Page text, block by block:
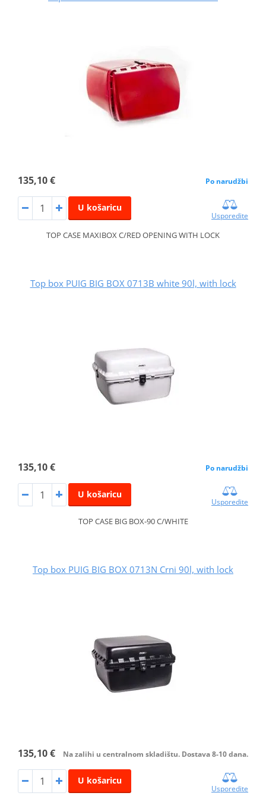
135,10 € Po narudžbi
U košaricu
Usporedite
TOP CASE MAXIBOX C/RED OPENING WITH LOCK
Top box PUIG BIG BOX 0713B white 90l, with lock
135,10 € Po narudžbi
U košaricu
Usporedite
TOP CASE BIG BOX-90 C/WHITE
Top box PUIG BIG BOX 0713N Crni 90l, with lock
135,10 € Na zalihi u centralnom skladištu. Dostava 8-10 dana.
U košaricu
Usporedite